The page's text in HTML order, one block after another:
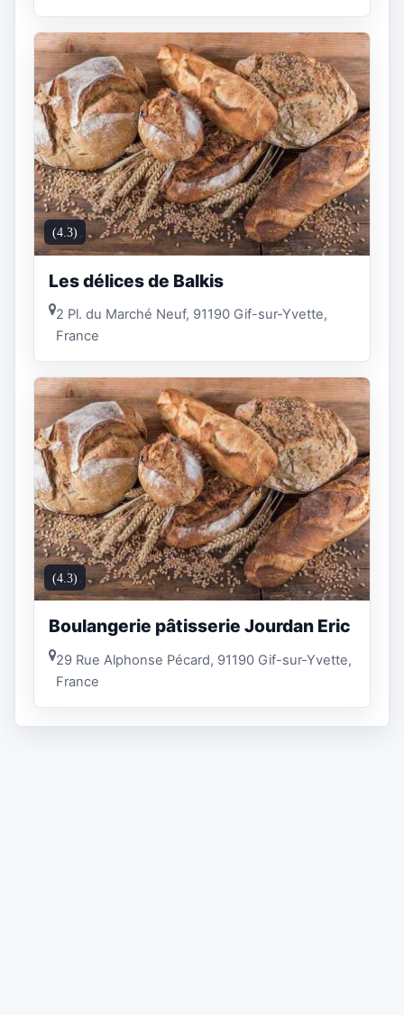
(4.3)
Les délices de Balkis
2 Pl. du Marché Neuf, 91190 Gif-sur-Yvette,
France
(4.3)
Boulangerie pâtisserie Jourdan Eric
29 Rue Alphonse Pécard, 91190 Gif-sur-Yvette,
France